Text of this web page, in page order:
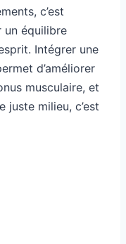
c’est
un équilibre
Intégrer une
d’améliorer
musculaire, et
juste milieu, c’est